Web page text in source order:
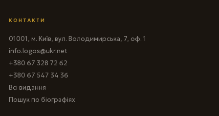
КОНТАКТИ
01001, м. Київ, вул. Володимирська, 7, оф. 1
info.logos@ukr.net
+380 67 328 72 62
+380 67 547 34 36
Всі видання
Пошук по біографіях